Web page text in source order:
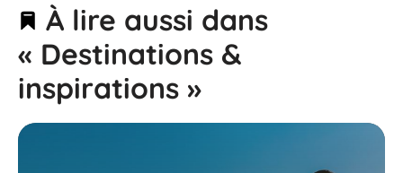
À lire aussi dans
« Destinations &
inspirations »